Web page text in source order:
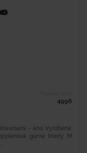
4996
- áno Vyrobená:
guma triedy M